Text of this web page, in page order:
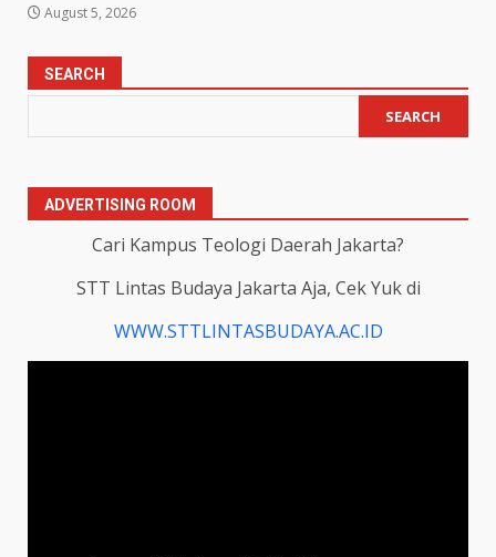
August 5, 2026
SEARCH
SEARCH
ADVERTISING ROOM
Cari Kampus Teologi Daerah Jakarta?
STT Lintas Budaya Jakarta Aja, Cek Yuk di
WWW.STTLINTASBUDAYA.AC.ID